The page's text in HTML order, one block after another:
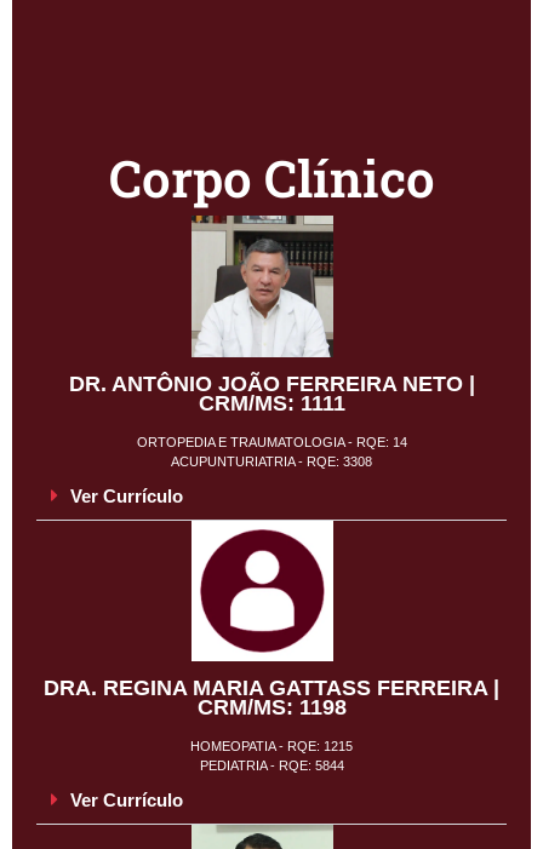
Corpo Clínico
DR. ANTÔNIO JOÃO FERREIRA NETO |
CRM/MS: 1111
ORTOPEDIA E TRAUMATOLOGIA - RQE: 14
ACUPUNTURIATRIA - RQE: 3308
Ver Currículo
DRA. REGINA MARIA GATTASS FERREIRA |
CRM/MS: 1198
HOMEOPATIA - RQE: 1215
PEDIATRIA - RQE: 5844
Ver Currículo